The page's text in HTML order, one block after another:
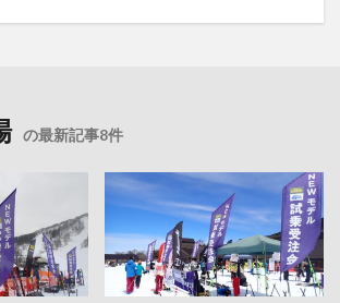
の最新記事8件